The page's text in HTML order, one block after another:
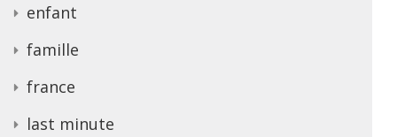
enfant
famille
france
last minute